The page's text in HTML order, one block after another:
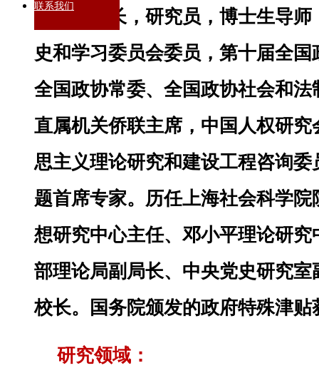
联系我们
党校副校长，研究员，博士生导
史和学习委员会委员，第十届全
全国政协常委、全国政协社会和
直属机关侨联主席，中国人权研
思主义理论研究和建设工程咨询
题首席专家。历任上海社会科学
想研究中心主任、邓小平理论研
部理论局副局长、中央党史研究
校长。
国务院颁发的政府特殊津贴
研究领域：